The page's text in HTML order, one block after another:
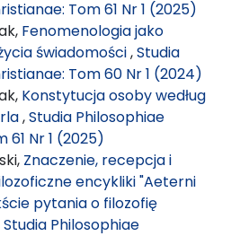
Tom 61 Nr 1 (2025)
Fenomenologia jako
świadomości,Studia
Tom 60 Nr 1 (2024)
Konstytucja osoby według
,Studia Philosophiae
61 Nr 1 (2025)
Znaczenie, recepcja i
encykliki "Aeterni
pytania o filozofię
Studia Philosophiae